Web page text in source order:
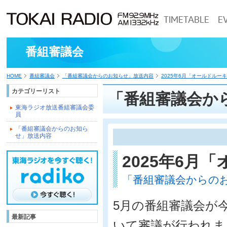
TIMETABLE
番組審議会
HOME 番組審議会 「番組審議会からのお知らせ」放送内容 2025年6月「オールドルー
カテゴリーリスト
東海ラジオ放送番組審議会委
員
「番組審議会からのお知ら
せ」放送内容
最新記事
「番組審議会
2025年6月「
「番組審議会からの
5月の番組審議会が